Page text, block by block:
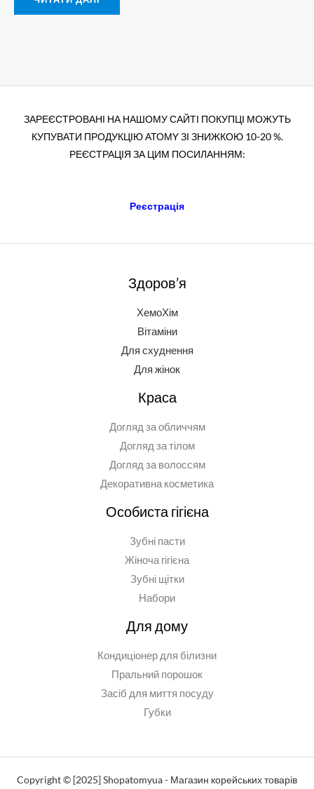
ЗАРЕЄСТРОВАНІ НА НАШОМУ САЙТІ ПОКУПЦІ МОЖУТЬ
КУПУВАТИ ПРОДУКЦІЮ АТОМY ЗІ ЗНИЖКОЮ 10-20 %.
РЕЄСТРАЦІЯ ЗА ЦИМ ПОСИЛАННЯМ:
Реєстрація
Здоров’я
ХемоХім
Вітаміни
Для схуднення
Для жінок
Краса
Догляд за обличчям
Догляд за тілом
Догляд за волоссям
Декоративна косметика
Особиста гігієна
Зубні пасти
Жіноча гігієна
Зубні щітки
Набори
Для дому
Кондиціонер для білизни
Пральний порошок
Засіб для миття посуду
Губки
Copyright © [2025] Shopatomyua - Магазин корейських товарів